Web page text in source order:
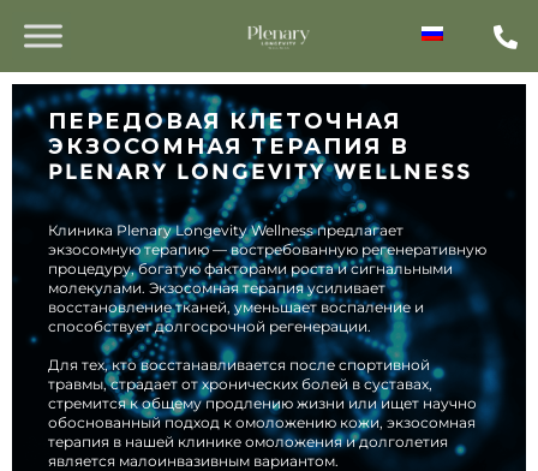
ПЕРЕДОВАЯ КЛЕТОЧНАЯ
ЭКЗОСОМНАЯ ТЕРАПИЯ В
PLENARY LONGEVITY WELLNESS
Клиника Plenary Longevity Wellness предлагает
экзосомную терапию — востребованную регенеративную
процедуру, богатую факторами роста и сигнальными
молекулами. Экзосомная терапия усиливает
восстановление тканей, уменьшает воспаление и
способствует долгосрочной регенерации.
Для тех, кто восстанавливается после спортивной
травмы, страдает от хронических болей в суставах,
стремится к общему продлению жизни или ищет научно
обоснованный подход к омоложению кожи, экзосомная
терапия в нашей клинике омоложения и долголетия
является малоинвазивным вариантом.